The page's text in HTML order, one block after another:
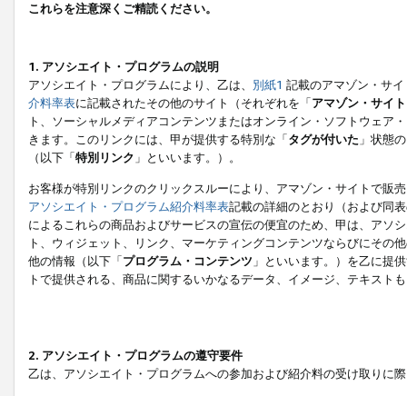
これらを注意深くご精読ください。
1. アソシエイト・プログラムの説明
アソシエイト・プログラムにより、乙は、 別紙1 記載のアマゾン・サ
介料率表に記載されたその他のサイト（それぞれを「アマゾン・サイト
ト、ソーシャルメディアコンテンツまたはオンライン・ソフトウェア
きます。このリンクには、甲が提供する特別な「タグが付いた 」状態
（以下「特別リンク 」といいます。）。
お客様が特別リンクのクリックスルーにより、アマゾン・サイトで販
アソシエイト・プログラム紹介料率表記載の詳細のとおり（および同
によるこれらの商品およびサービスの宣伝の便宜のため、甲は、アソ
ト、ウィジェット、リンク、マーケティングコンテンツならびにその
他の情報（以下「プログラム・コンテンツ 」といいます。）を乙に提
トで提供される、商品に関するいかなるデータ、イメージ、テキス
2. アソシエイト・プログラムの遵守要件
乙は、アソシエイト・プログラムへの参加および紹介料の受け取りに